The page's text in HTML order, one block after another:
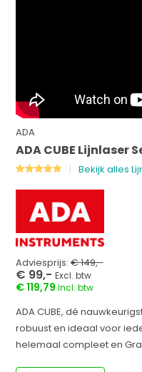
ADA
ADA CUBE Lijnlaser
Bekijk alles
Adviesprijs:€ 149,-
€ 99,-Excl. btw
€ 119,79Incl. btw
ADA CUBE, dé
robuust en ideaal voor
helemaal compleet en